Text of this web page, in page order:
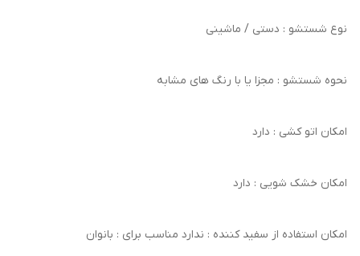
نوع شستشو : دستی / ماشینی
نحوه شستشو : مجزا یا با رنگ های مشابه
امکان اتو کشی : دارد
امکان خشک‌ شویی : دارد
امکان استفاده از سفید کننده : ندارد مناسب برای : بانوان